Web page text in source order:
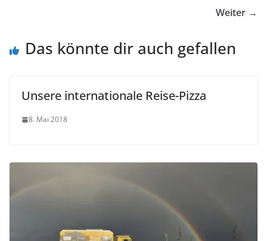
Weiter →
Das könnte dir auch gefallen
Unsere internationale Reise-Pizza
8. Mai 2018